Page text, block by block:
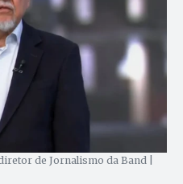
de Jornalismo da Band |